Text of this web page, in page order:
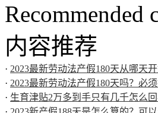
Recommended
内容推荐
· 2023最新劳动法产假180天从哪天
· 2023最新劳动法产假180天吗？必须
· 生育津贴2万多到手只有几千怎么